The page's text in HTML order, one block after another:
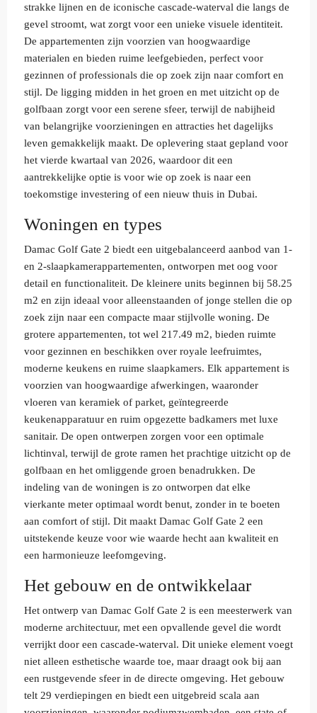
strakke lijnen en de iconische cascade-waterval die langs de
gevel stroomt, wat zorgt voor een unieke visuele identiteit.
De appartementen zijn voorzien van hoogwaardige
materialen en bieden ruime leefgebieden, perfect voor
gezinnen of professionals die op zoek zijn naar comfort en
stijl. De ligging midden in het groen en met uitzicht op de
golfbaan zorgt voor een serene sfeer, terwijl de nabijheid
van belangrijke voorzieningen en attracties het dagelijks
leven gemakkelijk maakt. De oplevering staat gepland voor
het vierde kwartaal van 2026, waardoor dit een
aantrekkelijke optie is voor wie op zoek is naar een
toekomstige investering of een nieuw thuis in Dubai.
Woningen en types
Damac Golf Gate 2 biedt een uitgebalanceerd aanbod van 1-
en 2-slaapkamerappartementen, ontworpen met oog voor
detail en functionaliteit. De kleinere units beginnen bij 58.25
m2 en zijn ideaal voor alleenstaanden of jonge stellen die op
zoek zijn naar een compacte maar stijlvolle woning. De
grotere appartementen, tot wel 217.49 m2, bieden ruimte
voor gezinnen en beschikken over royale leefruimtes,
moderne keukens en ruime slaapkamers. Elk appartement is
voorzien van hoogwaardige afwerkingen, waaronder
vloeren van keramiek of parket, geïntegreerde
keukenapparatuur en ruim opgezette badkamers met luxe
sanitair. De open ontwerpen zorgen voor een optimale
lichtinval, terwijl de grote ramen het prachtige uitzicht op de
golfbaan en het omliggende groen benadrukken. De
indeling van de woningen is zo ontworpen dat elke
vierkante meter optimaal wordt benut, zonder in te boeten
aan comfort of stijl. Dit maakt Damac Golf Gate 2 een
uitstekende keuze voor wie waarde hecht aan kwaliteit en
een harmonieuze leefomgeving.
Het gebouw en de ontwikkelaar
Het ontwerp van Damac Golf Gate 2 is een meesterwerk van
moderne architectuur, met een opvallende gevel die wordt
verrijkt door een cascade-waterval. Dit unieke element voegt
niet alleen esthetische waarde toe, maar draagt ook bij aan
een rustgevende sfeer in de directe omgeving. Het gebouw
telt 29 verdiepingen en biedt een uitgebreid scala aan